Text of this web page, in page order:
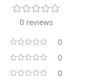
0 reviews
0
0
0